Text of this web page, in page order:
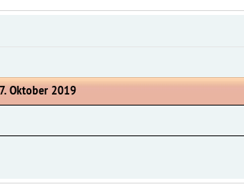
Oktober 2019